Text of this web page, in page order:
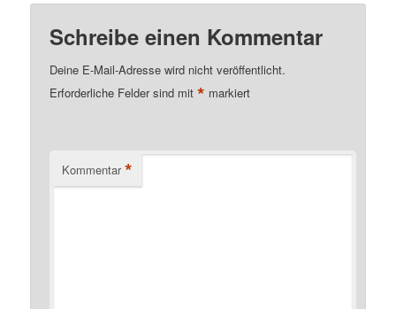
Schreibe einen Kommentar
Deine E-Mail-Adresse wird nicht veröffentlicht.
Erforderliche Felder sind mit* markiert
Kommentar *